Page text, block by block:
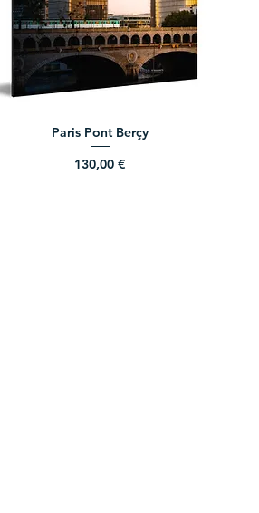
Paris Pont Berçy
Prix
130,00 €